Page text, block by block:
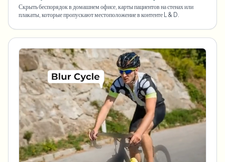
Скрыть беспорядок в домашнем офисе, карты пациентов на стенах или
плакаты, которые пропускают местоположение в контенте L & D.